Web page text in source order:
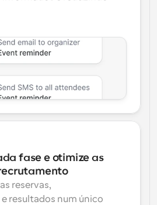
fase e otimize as
reservas,
resultados num único